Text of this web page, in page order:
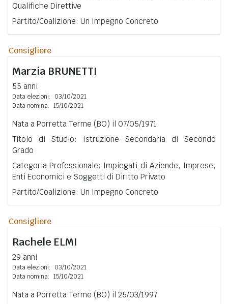
Qualifiche Direttive
Partito/Coalizione: Un Impegno Concreto
Consigliere
Marzia BRUNETTI
55 anni
Data elezioni:
03/10/2021
Data nomina: 15/10/2021
Nata a Porretta Terme (BO) il 07/05/1971
Titolo di Studio: Istruzione Secondaria di Secondo
Grado
Categoria Professionale: Impiegati di Aziende, Imprese,
Enti Economici e Soggetti di Diritto Privato
Partito/Coalizione: Un Impegno Concreto
Consigliere
Rachele ELMI
29 anni
Data elezioni:
03/10/2021
Data nomina: 15/10/2021
Nata a Porretta Terme (BO) il 25/03/1997